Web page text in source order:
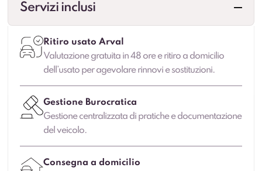
Servizi inclusi
Ritiro usato Arval
Valutazione gratuita in 48 ore e ritiro a domicilio
dell’usato per agevolare rinnovi e sostituzioni.
Gestione Burocratica
Gestione centralizzata di pratiche e documentazione
del veicolo.
Consegna a domicilio